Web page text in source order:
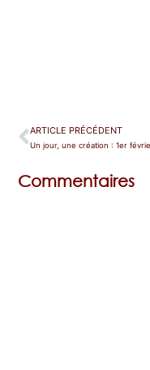
ARTICLE PRÉCÉDENT
Commentaires